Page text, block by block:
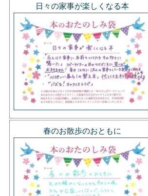
日々の家事が楽しくなる本
春のお散歩のおともに